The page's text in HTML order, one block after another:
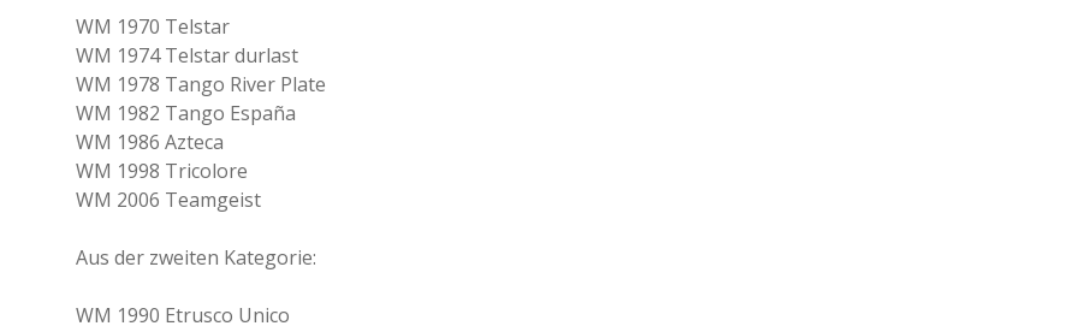
WM 1970 Telstar
WM 1974 Telstar durlast
WM 1978 Tango River Plate
WM 1982 Tango España
WM 1986 Azteca
WM 1998 Tricolore
WM 2006 Teamgeist
Aus der zweiten Kategorie:
WM 1990 Etrusco Unico